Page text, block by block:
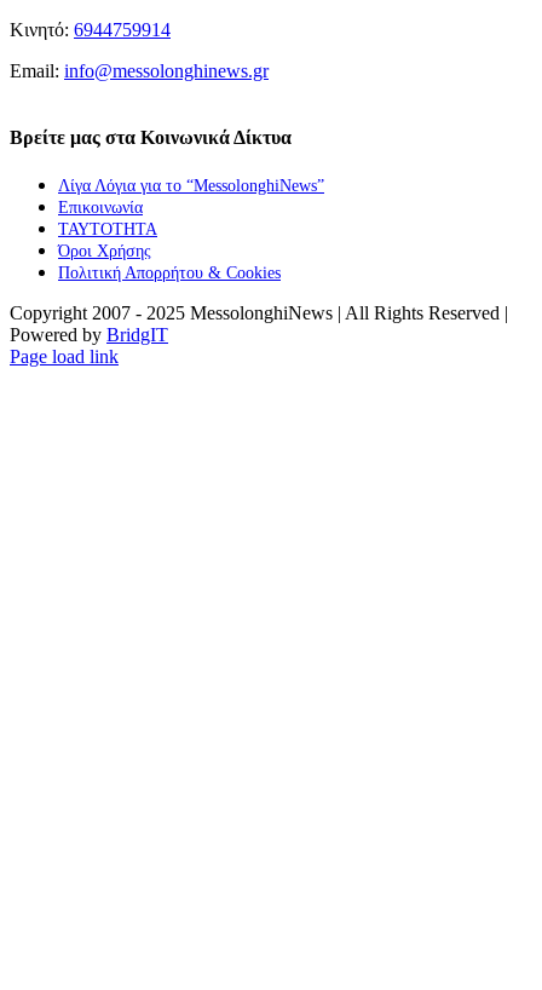
Κινητό: 6944759914
Email: info@messolonghinews.gr
Βρείτε μας στα Κοινωνικά Δίκτυα
Λίγα Λόγια για το “MessolonghiNews”
Επικοινωνία
ΤΑΥΤΟΤΗΤΑ
Όροι Χρήσης
Πολιτική Απορρήτου & Cookies
Copyright 2007 - 2025 MessolonghiNews | All Rights Reserved |
Powered by BridgIT
YouTube
Facebook
Instagram
Page load link